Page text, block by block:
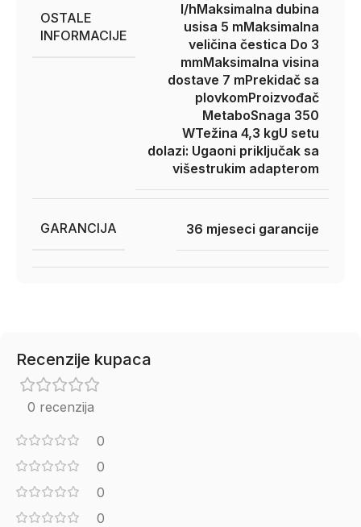
OSTALE
INFORMACIJE
l/hMaksimalna dubina
usisa 5 mMaksimalna
veličina čestica Do 3
mmMaksimalna visina
dostave 7 mPrekidač sa
plovkomProizvođač
MetaboSnaga 350
WTežina 4,3 kgU setu
dolazi: Ugaoni priključak sa
višestrukim adapterom
GARANCIJA 36 mjeseci garancije
Recenzije kupaca
0 recenzija
0
0
0
0